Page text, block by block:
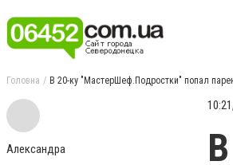
Головна В 20-ку "МастерШеф.Подростки" попал
Александра